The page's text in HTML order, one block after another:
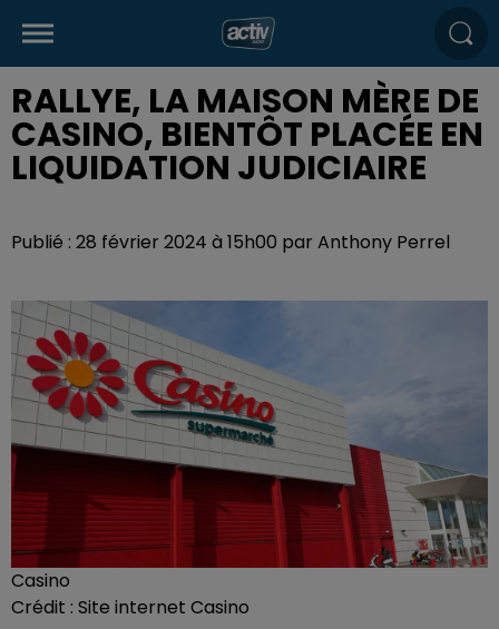
RALLYE, LA MAISON MÈRE DE
CASINO, BIENTÔT PLACÉE EN
LIQUIDATION JUDICIAIRE
Publié : 28 février 2024 à 15h00 par Anthony Perrel
Casino
Crédit : Site internet Casino